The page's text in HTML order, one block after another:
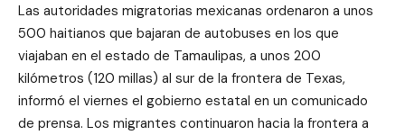
Las autoridades migratorias mexicanas ordenaron a unos
500 haitianos que bajaran de autobuses en los que
viajaban en el estado de Tamaulipas, a unos 200
kilómetros (120 millas) al sur de la frontera de Texas,
informó el viernes el gobierno estatal en un comunicado
de prensa. Los migrantes continuaron hacia la frontera a